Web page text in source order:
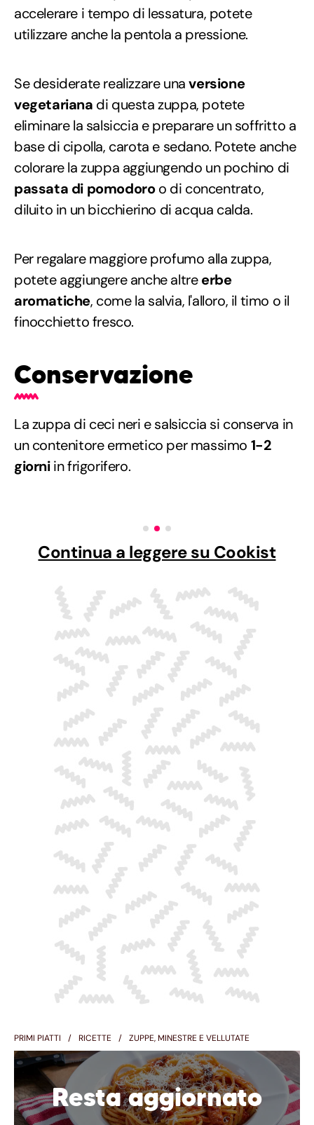
accelerare i tempo di lessatura, potete
utilizzare anche la pentola a pressione.
Se desiderate realizzare unaversione
vegetariana di questa zuppa, potete
eliminare la salsiccia e preparare un soffritto a
base di cipolla, carota e sedano. Potete anche
colorare la zuppa aggiungendo un pochino di
passata di pomodoroo di concentrato,
diluito in un bicchierino di acqua calda.
Per regalare maggiore profumo alla zuppa,
potete aggiungere anche altreerbe
aromatiche, come la salvia, l'alloro, il timo o il
finocchietto fresco.
Conservazione
La zuppa di ceci neri e salsiccia si conserva in
un contenitore ermetico per massimo 1-2
giorniin frigorifero.
Continua a leggere su Cookist
PRIMI PIATTI RICETTE ZUPPE, MINESTRE E VELLUTATE
Resta aggiornato